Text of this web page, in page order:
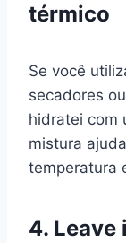
térmico
Se você
secadores
hidratei com
mistura
temperatura
4. Leave